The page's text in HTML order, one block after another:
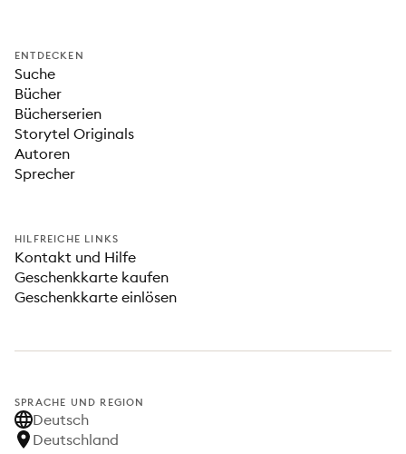
ENTDECKEN
Suche
Bücher
Bücherserien
Storytel Originals
Autoren
Sprecher
HILFREICHE LINKS
Kontakt und Hilfe
Geschenkkarte kaufen
Geschenkkarte einlösen
SPRACHE UND REGION
Deutsch
Deutschland